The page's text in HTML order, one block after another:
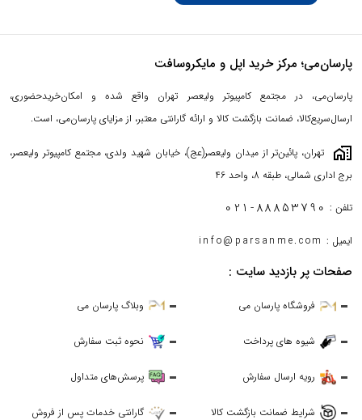
پارسان‌می؛ مرکز خرید اپل و مایکروسافت
پارسان‌می، در مجتمع کامپیوتر ولیعصر تهران واقع شده و امکان‌خریدحضوری،
ارسال‌سریع‌کالا، ضمانت بازگشت کالا و ارائه گارانتی معتبر، از مزایای پارسان‌می، است.
maps_home_work
تهران، پائین‌تر از میدان ولیعصر(عج)، خیابان شهید ولدی، مجتمع کامپیوتر ولیعصر،
برج اداری شمالی، طبقه 8، واحد 46
تلفن : 021-88853790
ایمیل : info@parsanme.com
صفحات پر بازدید سایت :
فروشگاه پارسان می وبلاگ پارسان می
شیوه های پرداخت نحوه ثبت سفارش
رویه ارسال سفارش پرسش‌های متداول
شرایط ضمانت بازگشت کالا گارانتی خدمات پس از فروش